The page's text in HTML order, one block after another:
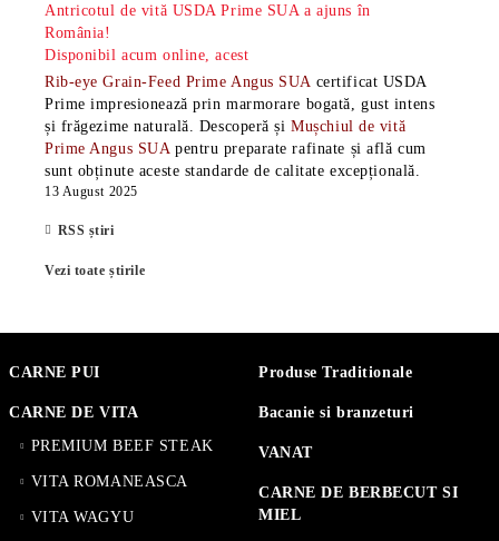
Antricotul de vită USDA Prime SUA a ajuns în
România!
Disponibil acum online, acest
Rib-eye Grain-Feed Prime Angus SUA certificat USDA
Prime impresionează prin marmorare bogată, gust intens
și frăgezime naturală. Descoperă șiMușchiul de vită
Prime Angus SUA pentru preparate rafinate și află cum
sunt obținute aceste standarde de calitate excepțională.
13 August 2025
RSS știri
Vezi toate știrile
CARNE PUI
CARNE DE VITA
PREMIUM BEEF STEAK
VITA ROMANEASCA
VITA WAGYU
Produse Traditionale
Bacanie si branzeturi
VANAT
CARNE DE BERBECUT SI
MIEL